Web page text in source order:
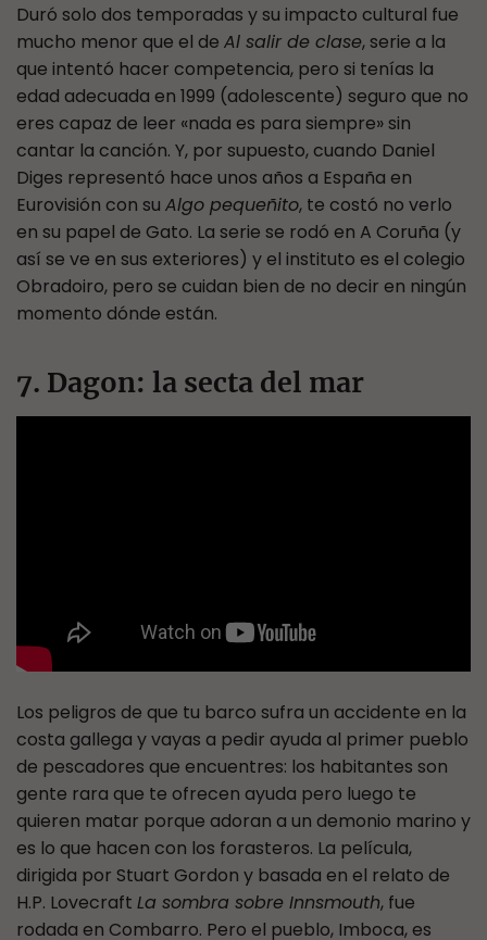
Duró solo dos temporadas y su impacto cultural fue
mucho menor que el de Al salir de clase, serie a la
que intentó hacer competencia, pero si tenías la
edad adecuada en 1999 (adolescente) seguro que no
eres capaz de leer «nada es para siempre» sin
cantar la canción. Y, por supuesto, cuando Daniel
Diges representó hace unos años a España en
Eurovisión con su Algo pequeñito, te costó no verlo
en su papel de Gato. La serie se rodó en A Coruña (y
así se ve en sus exteriores) y el instituto es el colegio
Obradoiro, pero se cuidan bien de no decir en ningún
momento dónde están.
7. Dagon: la secta del mar
Los peligros de que tu barco sufra un accidente en la
costa gallega y vayas a pedir ayuda al primer pueblo
de pescadores que encuentres: los habitantes son
gente rara que te ofrecen ayuda pero luego te
quieren matar porque adoran a un demonio marino y
es lo que hacen con los forasteros. La película,
dirigida por Stuart Gordon y basada en el relato de
H.P. Lovecraft La sombra sobre Innsmouth, fue
rodada en Combarro. Pero el pueblo, Imboca, es